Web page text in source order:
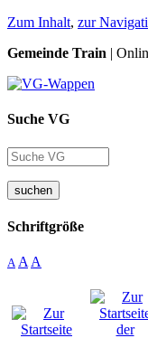
Zum Inhalt, zur
Gemeinde Train |
Suche VG
suchen
Schriftgröße
A A A